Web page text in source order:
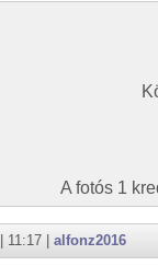
A fotós 1
| 11:17 | alfonz2016